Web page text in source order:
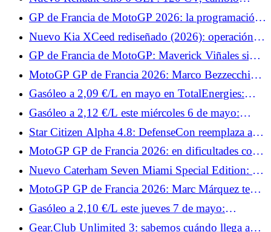
automático y hasta 1.400 km de autonomía
GP de Francia de MotoGP 2026: la programación
de TV y los horarios del fin de semana
Nuevo Kia XCeed rediseñado (2026): operación
de modernización del compacto elevado
GP de Francia de MotoGP: Maverick Viñales sigue
fuera, Jonas Folger regresa a Tech3
MotoGP GP de Francia 2026: Marco Bezzecchi
quiere confirmar su dominio en Le Mans
Gasóleo a 2,09 €/L en mayo en TotalEnergies:
todas las fechas de operación en 3.300 estaciones
Gasóleo a 2,12 €/L este miércoles 6 de mayo:
¿dónde se puede pagar menos que la media de
2,23 €/L en Francia?
Star Citizen Alpha 4.8: DefenseCon reemplaza a
Invictus y la guerra cambia de escenario
MotoGP GP de Francia 2026: en dificultades con
Yamaha, Fabio Quartararo prepara algo especial
para los aficionados
Nuevo Caterham Seven Miami Special Edition: 12
ejemplares para este homenaje al GP de Miami
MotoGP GP de Francia 2026: Marc Márquez teme
una climatología complicada en Le Mans
Gasóleo a 2,10 €/L este jueves 7 de mayo:
estaciones en las que se puede pagar hasta 12
Gear.Club Unlimited 3: sabemos cuándo llega a